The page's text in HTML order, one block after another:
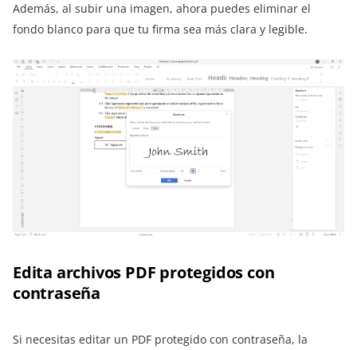
Además, al subir una imagen, ahora puedes eliminar el
fondo blanco para que tu firma sea más clara y legible.
Edita archivos PDF protegidos con
contraseña
Si necesitas editar un PDF protegido con contraseña, la